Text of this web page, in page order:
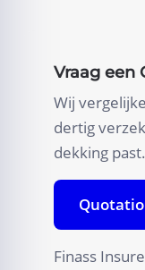
Vraag een
Wij
dertig
dekking past.
Finass